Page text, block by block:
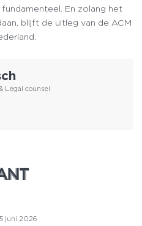
En zolang het
blijft de uitleg van de ACM
Legal counsel
juni 2026